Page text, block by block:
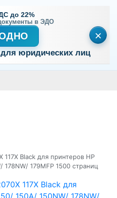
до 22%
в ЭДО
юридических лиц
×
Black для принтеров HP
178NW/ 179MFP 1500 страниц